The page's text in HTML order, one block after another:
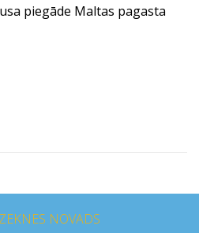
piegāde Maltas pagasta
NOVADS